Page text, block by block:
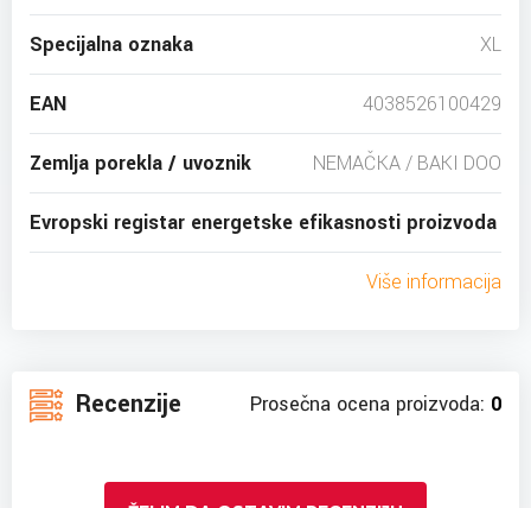
Specijalna oznaka XL
EAN 4038526100429
Zemlja porekla / uvoznik NEMAČKA / BAKI DOO
Evropski registar energetske efikasnosti proizvoda
Više informacija
Recenzije Prosečna ocena proizvoda: 0